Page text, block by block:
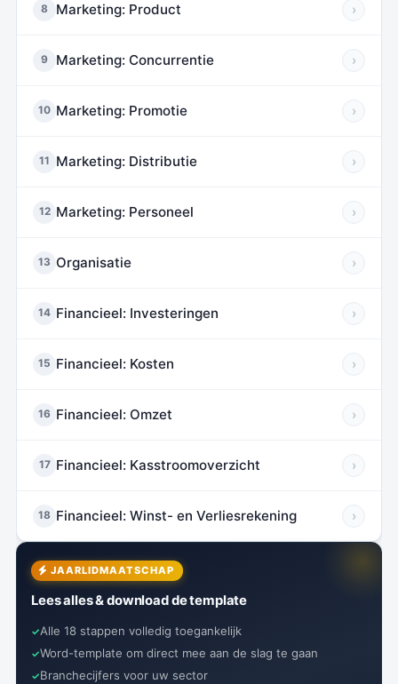
8 Marketing: Product ›
9 Marketing: Concurrentie ›
10 Marketing: Promotie ›
11 Marketing: Distributie ›
12 Marketing: Personeel ›
13 Organisatie ›
14 Financieel: Investeringen ›
15 Financieel: Kosten ›
16 Financieel: Omzet ›
17 Financieel: Kasstroomoverzicht ›
18 Financieel: Winst- en Verliesrekening ›
JAARLIDMAATSCHAP
Lees alles & download de template
Alle 18 stappen volledig toegankelijk
Word-template om direct mee aan de slag te gaan
Branchecijfers voor uw sector